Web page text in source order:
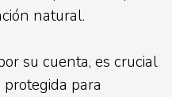
natural.
su cuenta, es crucial
para